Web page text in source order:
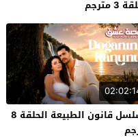
مترجم
مسلسل قانون الطبيعة الحلقة 8